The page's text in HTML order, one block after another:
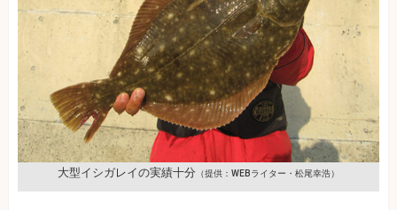
大型イシガレイの実績十分 （提供：WEBライター・松尾幸浩）